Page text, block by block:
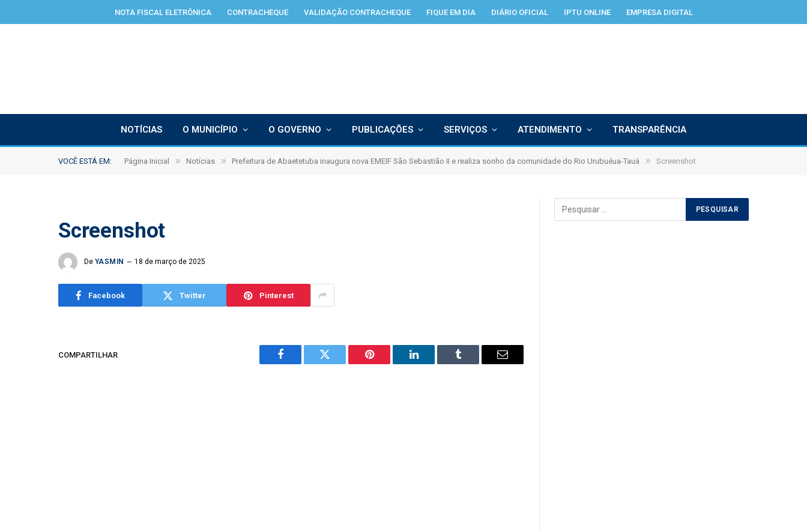
NOTA FISCAL ELETRÔNICA CONTRACHEQUE VALIDAÇÃO CONTRACHEQUE FIQUE EM DIA DIÁRIO OFICIAL IPTU ONLINE EMPRESA DIGITAL
NOTÍCIAS O MUNICÍPIO O GOVERNO PUBLICAÇÕES SERVIÇOS ATENDIMENTO TRANSPARÊNCIA
VOCÊ ESTÁ EM: Página Inicial » Notícias » Prefeitura de Abaetetuba inaugura nova EMEIF São Sebastião II e realiza sonho da comunidade do Rio Urubuéua-Tauá » Screenshot
Screenshot
De YASMIN 18 de março de 2025
Facebook Twitter Pinterest
COMPARTILHAR
Facebook Twitter Pinterest LinkedIn Tumblr Email